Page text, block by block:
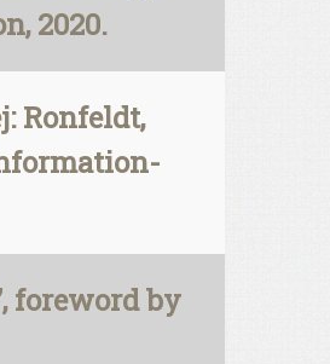
2020.
Ronfeldt,
foreword by